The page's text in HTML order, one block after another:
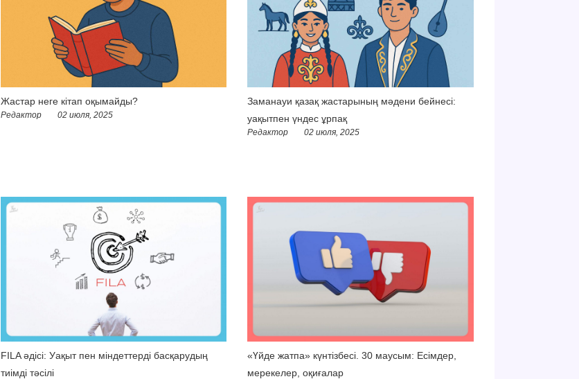
Жастар неге кітап оқымайды?
Редактор 02 июля, 2025
Заманауи қазақ жастарының мәдени бейнесі:
уақытпен үндес ұрпақ
Редактор 02 июля, 2025
FILA әдісі: Уақыт пен міндеттерді басқарудың
тиімді тәсілі
«Үйде жатпа» күнтізбесі. 30 маусым: Есімдер,
мерекелер, оқиғалар